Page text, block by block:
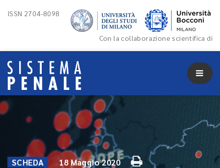
ISSN 2704-8098
Con la collaborazione scientifica di
SCHEDA 18 Maggio 2020